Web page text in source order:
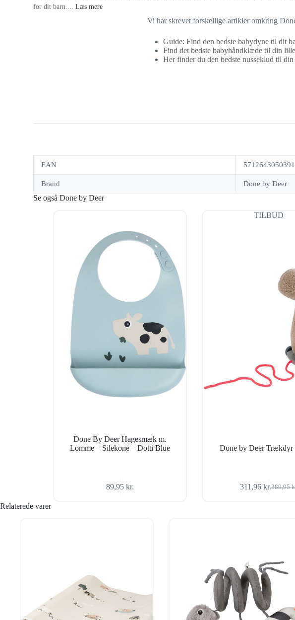
for dit barn....Læs mere
Vi har skrevet forskellige artikler omkring
Guide: Find den bedste babydyne til dit
Find det bedste babyhåndklæde til din
Her finder du den bedste nusseklud til
EAN 5712643050391
Brand Done by Deer
Se også Done by Deer
Done By Deer Hagesmæk m.
Lomme – Silekone – Dotti Blue
89,95kr.
TILBUD
Done by Deer Trækdyr
389,95
Den
311,96 kr.Den
Relaterede varer